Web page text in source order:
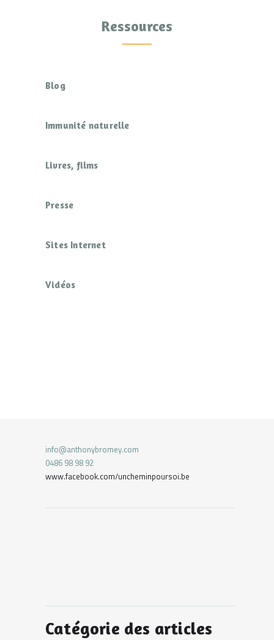
Ressources
Blog
Immunité naturelle
Livres, films
Presse
Sites Internet
Vidéos
info@anthonybromey.com
0486 98 98 92
www.facebook.com/uncheminpoursoi.be
Catégorie des articles